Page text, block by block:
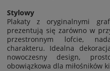
Stylowy
Plakaty z oryginalnymi
prezentują się zarówno w
przestronnym lofcie,
charakteru. Idealna
nowoczesny design,
obowiązkowa dla miłośników